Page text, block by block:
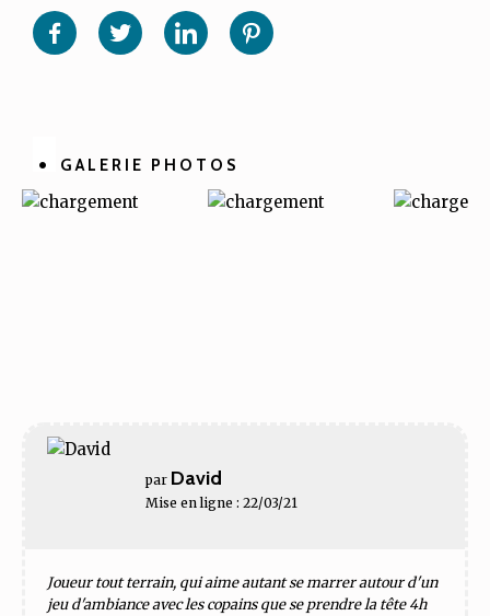
sur sur sur
GALERIE PHOTOS
par David
Mise en ligne : 22/03/21
Joueur tout terrain, qui aime autant se marrer autour d'un
jeu d'ambiance avec les copains que se prendre la tête 4h